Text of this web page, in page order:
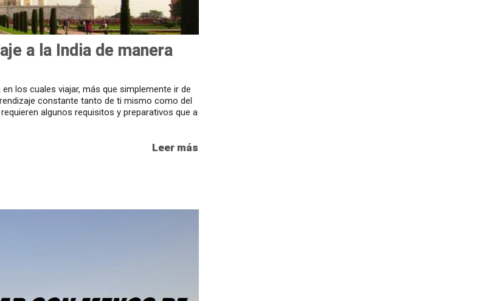
a la India de manera
los cuales viajar, más que simplemente ir de
constante tanto de ti mismo como del
algunos requisitos y preparativos que a
Leer más